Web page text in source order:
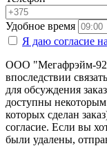
Удобное время
Я даю согласие на
ООО "Мегафрэйм-
впоследствии
для обсуждения
доступны
которых сделан
согласие. Если вы
были удалены,